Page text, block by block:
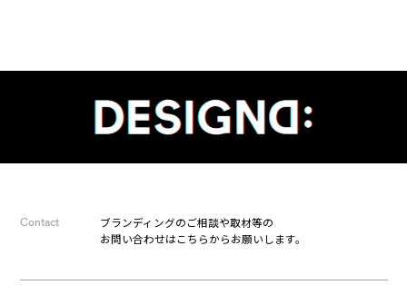
Contact
ブランディングのご相談や取材等の
お問い合わせはこちらからお願いします。